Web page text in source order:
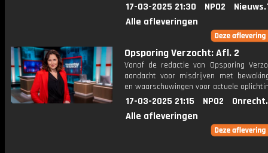
17-03-2025 21:30 NPO2
Alle afleveringen
Opsporing Verzocht: Afl. 2
Vanaf de redactie van Opsporing
aandacht voor misdrijven met
en waarschuwingen voor actuele
17-03-2025 21:15 NPO2
Alle afleveringen